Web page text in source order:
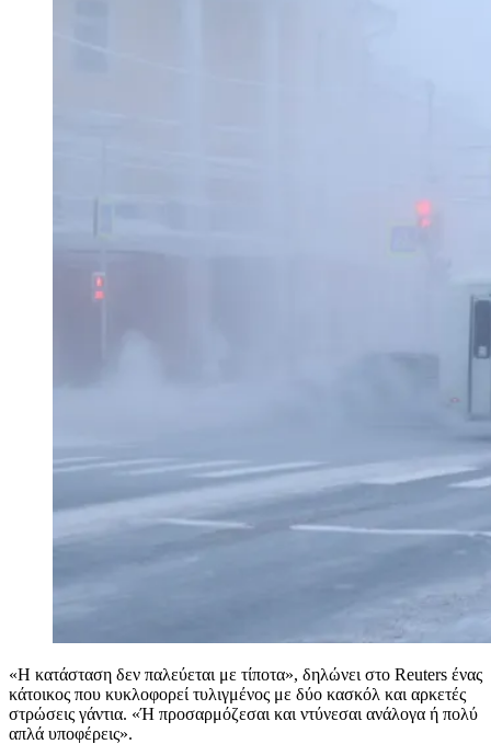
«Η κατάσταση δεν παλεύεται με τίποτα», δηλώνει στο Reuters ένας
κάτοικος που κυκλοφορεί τυλιγμένος με δύο κασκόλ και αρκετές
στρώσεις γάντια. «Ή προσαρμόζεσαι και ντύνεσαι ανάλογα ή πολύ
απλά υποφέρεις».